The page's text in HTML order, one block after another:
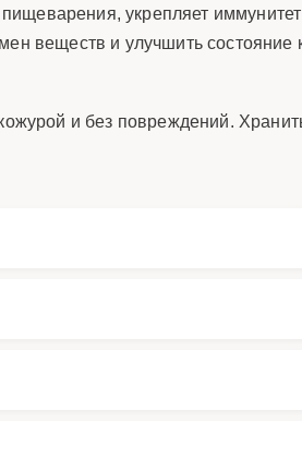
укрепляет
веществ и улучшить состояние
и без повреждений.